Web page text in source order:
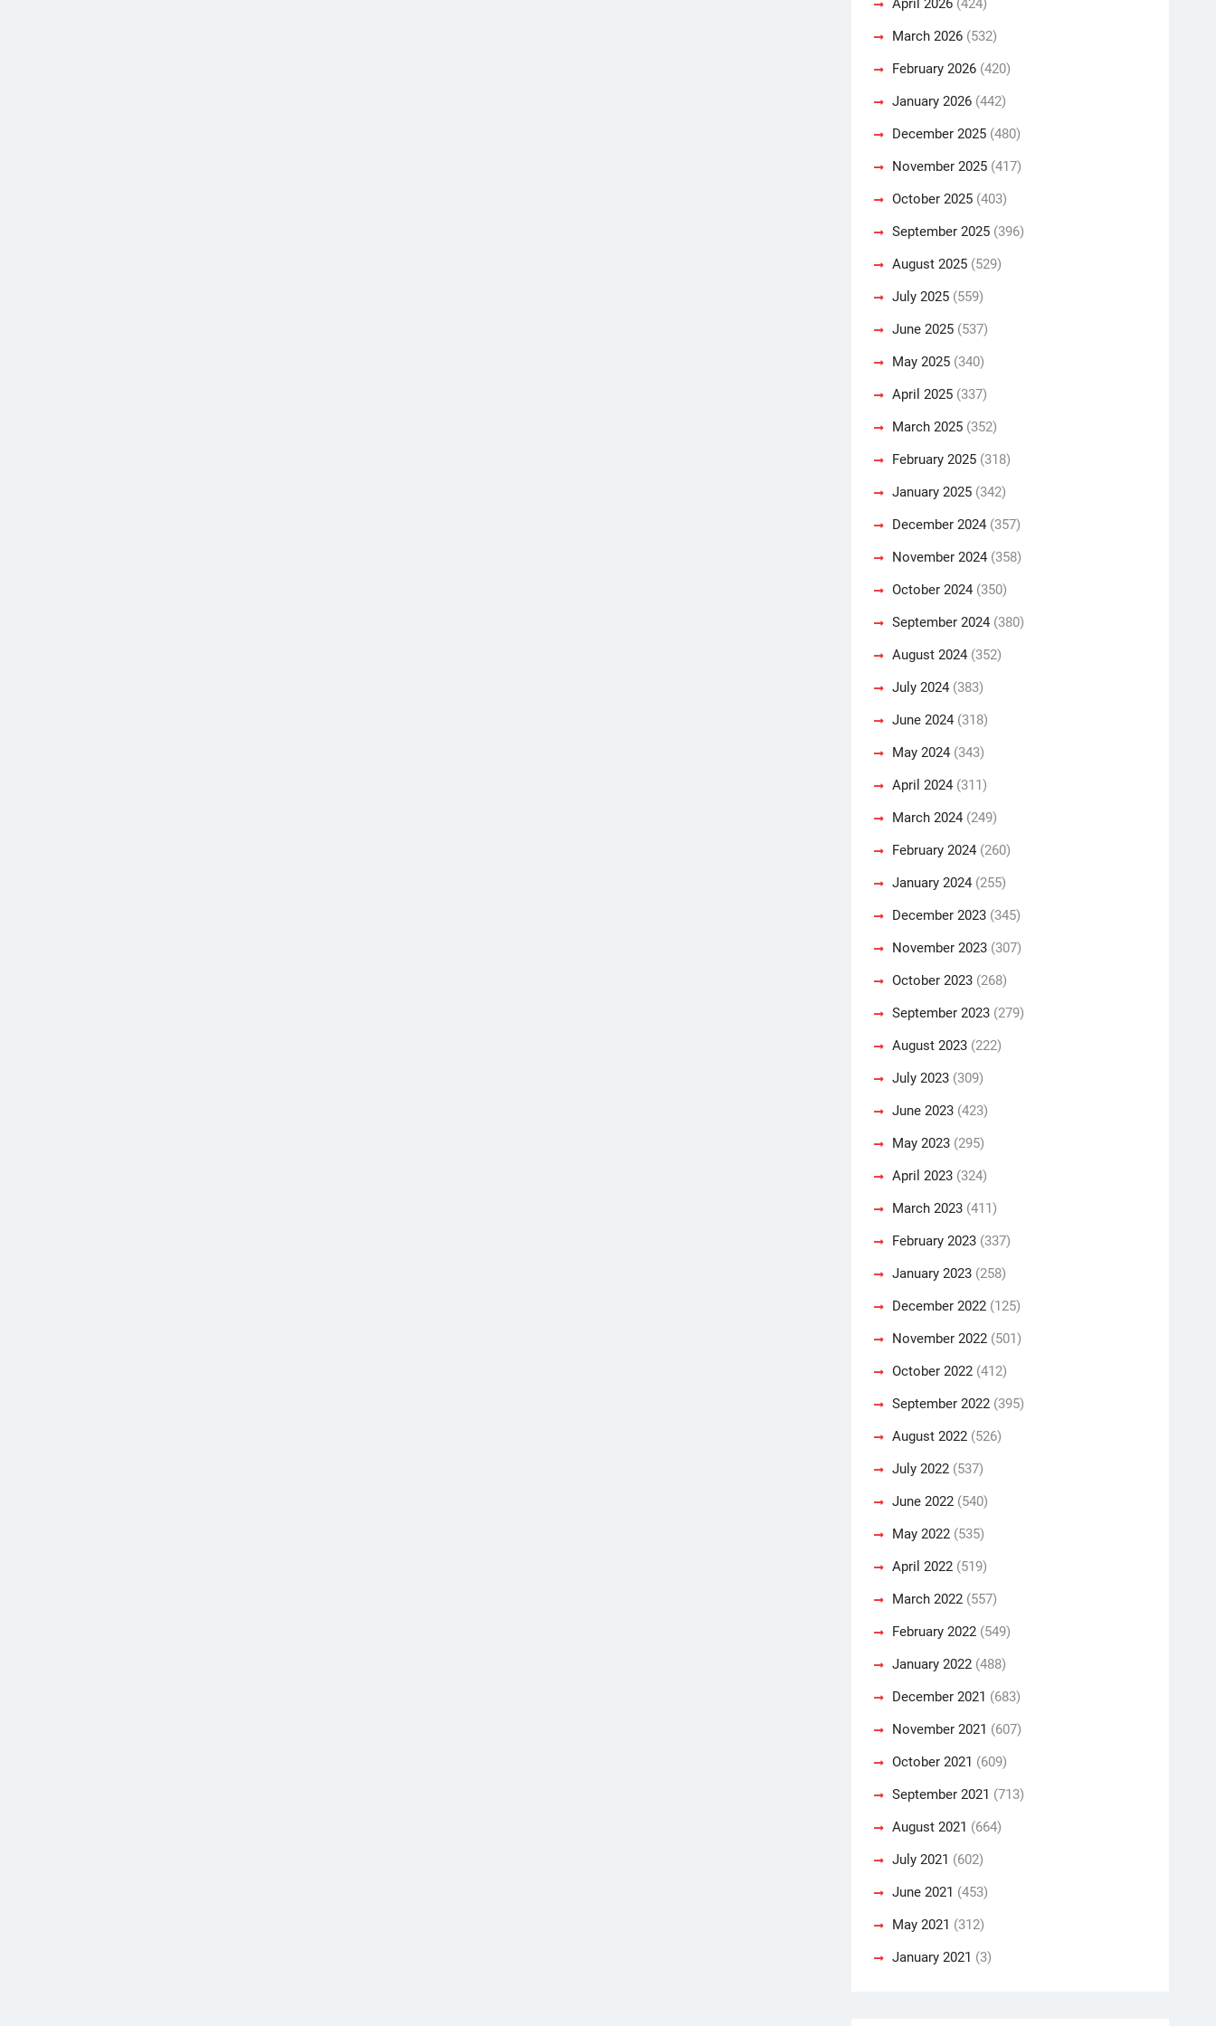
April 2026 (424)
March 2026 (532)
February 2026 (420)
January 2026 (442)
December 2025 (480)
November 2025 (417)
October 2025 (403)
September 2025 (396)
August 2025 (529)
July 2025 (559)
June 2025 (537)
May 2025 (340)
April 2025 (337)
March 2025 (352)
February 2025 (318)
January 2025 (342)
December 2024 (357)
November 2024 (358)
October 2024 (350)
September 2024 (380)
August 2024 (352)
July 2024 (383)
June 2024 (318)
May 2024 (343)
April 2024 (311)
March 2024 (249)
February 2024 (260)
January 2024 (255)
December 2023 (345)
November 2023 (307)
October 2023 (268)
September 2023 (279)
August 2023 (222)
July 2023 (309)
June 2023 (423)
May 2023 (295)
April 2023 (324)
March 2023 (411)
February 2023 (337)
January 2023 (258)
December 2022 (125)
November 2022 (501)
October 2022 (412)
September 2022 (395)
August 2022 (526)
July 2022 (537)
June 2022 (540)
May 2022 (535)
April 2022 (519)
March 2022 (557)
February 2022 (549)
January 2022 (488)
December 2021 (683)
November 2021 (607)
October 2021 (609)
September 2021 (713)
August 2021 (664)
July 2021 (602)
June 2021 (453)
May 2021 (312)
January 2021 (3)